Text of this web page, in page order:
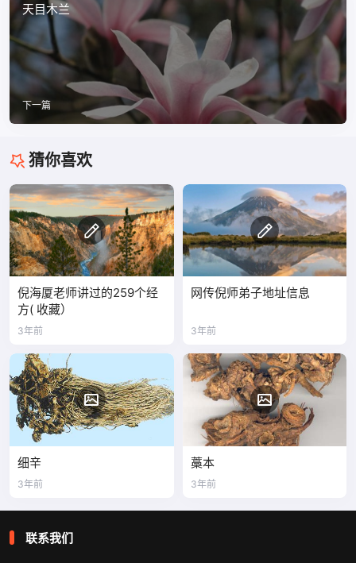
天目木兰
下一篇
猜你喜欢
倪海厦老师讲过的259个经
方( 收藏）
3年前
网传倪师弟子地址信息
3年前
细辛
3年前
藁本
3年前
联系我们